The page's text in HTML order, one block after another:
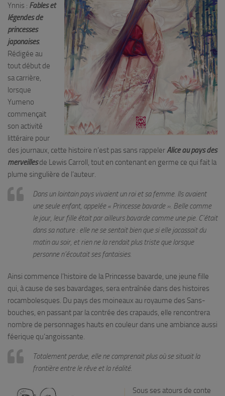
Ynnis : Fables et
légendes de
princesses
japonaises.
Rédigée au
tout début de
sa carrière,
lorsque
Yumeno
commençait
son activité
littéraire pour
des journaux, cette histoire n’est pas sans rappelerAlice au pays des
merveillesde Lewis Carroll, tout en contenant en germe ce qui fait la
plume singulière de l’auteur.
Dans un lointain pays vivaient un roi et sa femme. Ils avaient
une seule enfant, appelée « Princesse bavarde ». Belle comme
le jour, leur fille était par ailleurs bavarde comme une pie. C’était
dans sa nature : elle ne se sentait bien que si elle jacassait du
matin au soir, et rien ne la rendait plus triste que lorsque
personne n’écoutait ses fantaisies.
Ainsi commence l’histoire de la Princesse bavarde, une jeune fille
qui, à cause de ses bavardages, sera entraînée dans des histoires
rocambolesques. Du pays des moineaux au royaume des Sans-
bouches, en passant par la contrée des crapauds, elle rencontrera
nombre de personnages hauts en couleur dans une ambiance aussi
féerique qu’angoissante.
Totalement perdue, elle ne comprenait plus où se situait la
frontière entre le rêve et la réalité.
Sous ses atours de conte